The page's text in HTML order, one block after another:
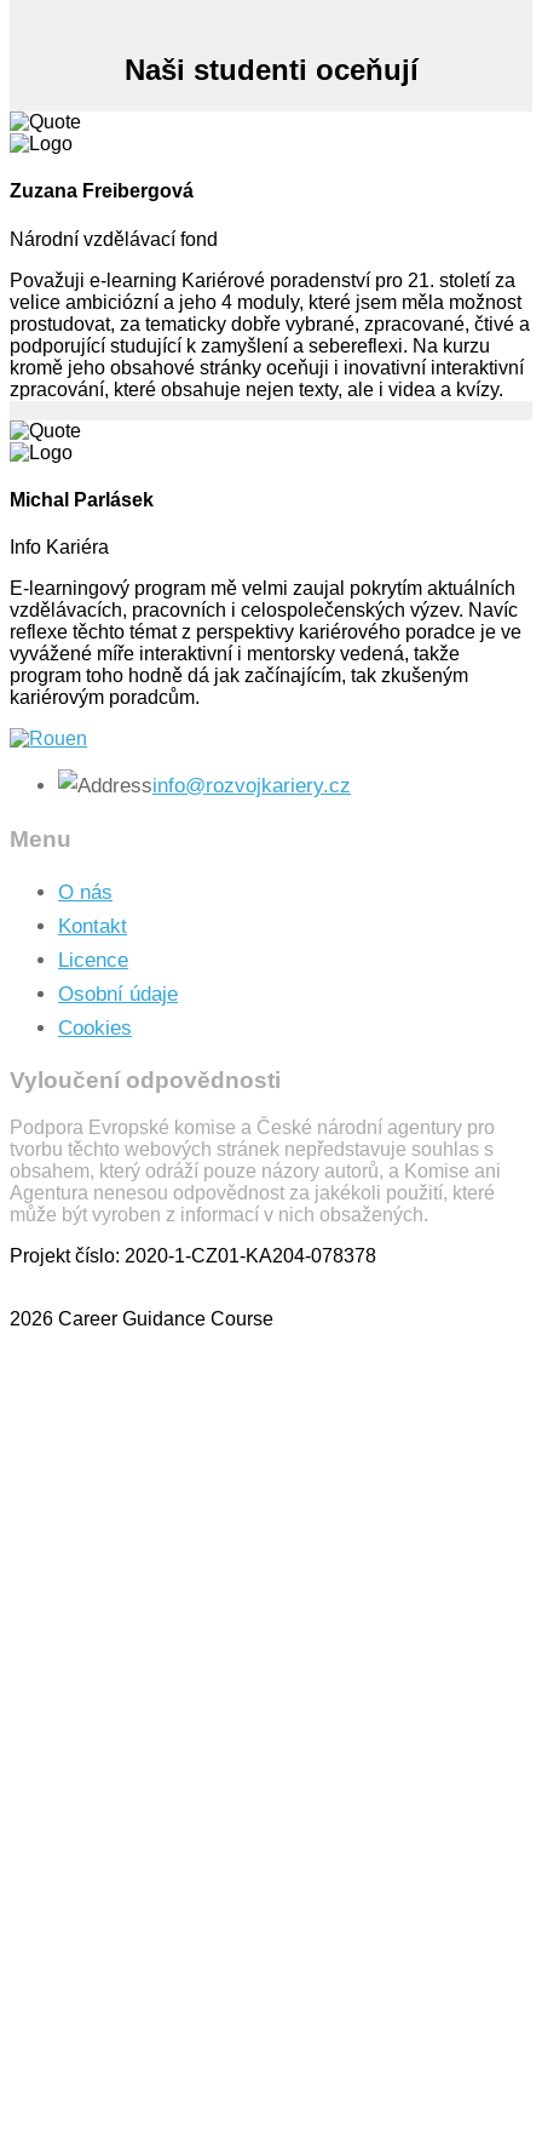
Naši studenti oceňují
Zuzana Freibergová
Národní vzdělávací fond
Považuji e-learning Kariérové poradenství pro 21. století za
velice ambiciózní a jeho 4 moduly, které jsem měla možnost
prostudovat, za tematicky dobře vybrané, zpracované, čtivé a
podporující studující k zamyšlení a sebereflexi. Na kurzu
kromě jeho obsahové stránky oceňuji i inovativní interaktivní
zpracování, které obsahuje nejen texty, ale i videa a kvízy.
Michal Parlásek
Info Kariéra
E-learningový program mě velmi zaujal pokrytím aktuálních
vzdělávacích, pracovních i celospolečenských výzev. Navíc
reflexe těchto témat z perspektivy kariérového poradce je ve
vyvážené míře interaktivní i mentorsky vedená, takže
program toho hodně dá jak začínajícím, tak zkušeným
kariérovým poradcům.
info@rozvojkariery.cz
Menu
O nás
Kontakt
Licence
Osobní údaje
Cookies
Vyloučení odpovědnosti
Podpora Evropské komise a České národní agentury pro
tvorbu těchto webových stránek nepředstavuje souhlas s
obsahem, který odráží pouze názory autorů, a Komise ani
Agentura nenesou odpovědnost za jakékoli použití, které
může být vyroben z informací v nich obsažených.
Projekt číslo: 2020-1-CZ01-KA204-078378
2026 Career Guidance Course